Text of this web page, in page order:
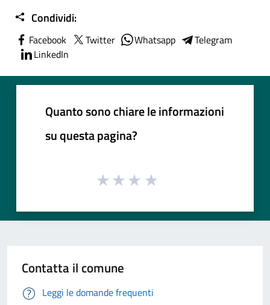
Condividi:
Facebook Twitter Whatsapp
Telegram
LinkedIn
Quanto sono chiare le informazioni
su questa pagina?
Contatta il comune
Leggi le domande frequenti